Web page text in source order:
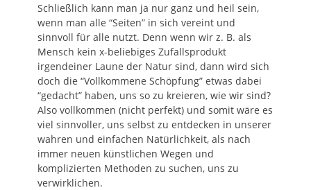
Schließlich kann man ja nur ganz und heil sein,
wenn man alle “Seiten” in sich vereint und
sinnvoll für alle nutzt. Denn wenn wir z. B. als
Mensch kein x-beliebiges Zufallsprodukt
irgendeiner Laune der Natur sind, dann wird sich
doch die “Vollkommene Schöpfung” etwas dabei
“gedacht” haben, uns so zu kreieren, wie wir sind?
Also vollkommen (nicht perfekt) und somit wäre es
viel sinnvoller, uns selbst zu entdecken in unserer
wahren und einfachen Natürlichkeit, als nach
immer neuen künstlichen Wegen und
komplizierten Methoden zu suchen, uns zu
verwirklichen.